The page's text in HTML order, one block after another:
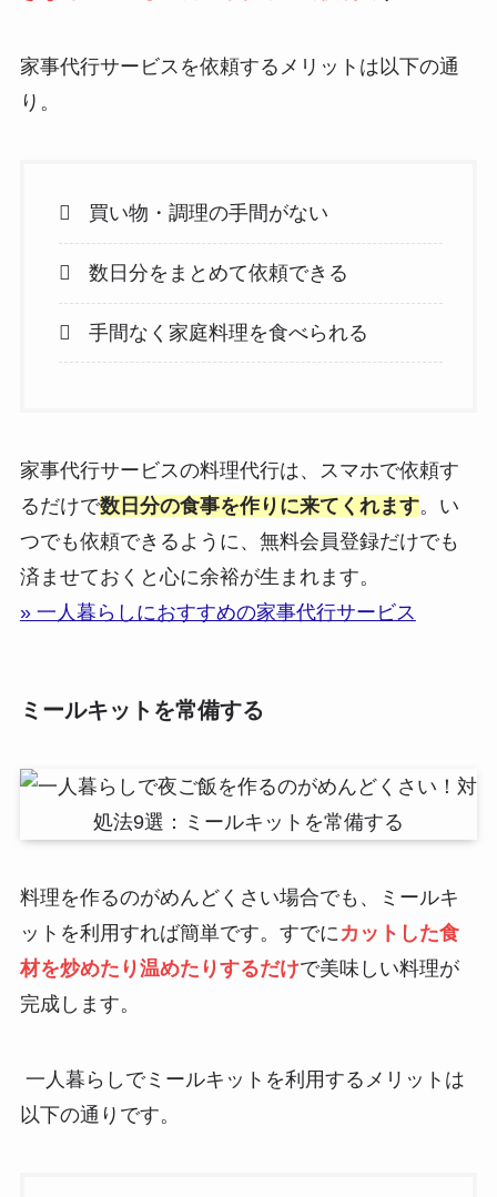
家事代行サービスを依頼するメリットは以下の通
り。
買い物・調理の手間がない
数日分をまとめて依頼できる
手間なく家庭料理を食べられる
家事代行サービスの料理代行は、スマホで依頼す
るだけで数日分の食事を作りに来てくれます。い
つでも依頼できるように、無料会員登録だけでも
済ませておくと心に余裕が生まれます。
» 一人暮らしにおすすめの家事代行サービス
ミールキットを常備する
料理を作るのがめんどくさい場合でも、ミールキ
ットを利用すれば簡単です。すでに カットした食
材を炒めたり温めたりするだけで美味しい料理が
完成します。
一人暮らしでミールキットを利用するメリットは
以下の通りです。